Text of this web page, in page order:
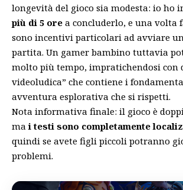
longevità del gioco sia modesta: io ho
più di 5 ore a concluderlo, e una volta
sono incentivi particolari ad avviare
partita. Un gamer bambino tuttavia
molto più tempo, impratichendosi con
videoludica” che contiene i
avventura esplorativa che si rispetti.
Nota informativa finale: il gioco è
mai testi sono completamente
quindi se avete figli piccoli potranno
problemi.